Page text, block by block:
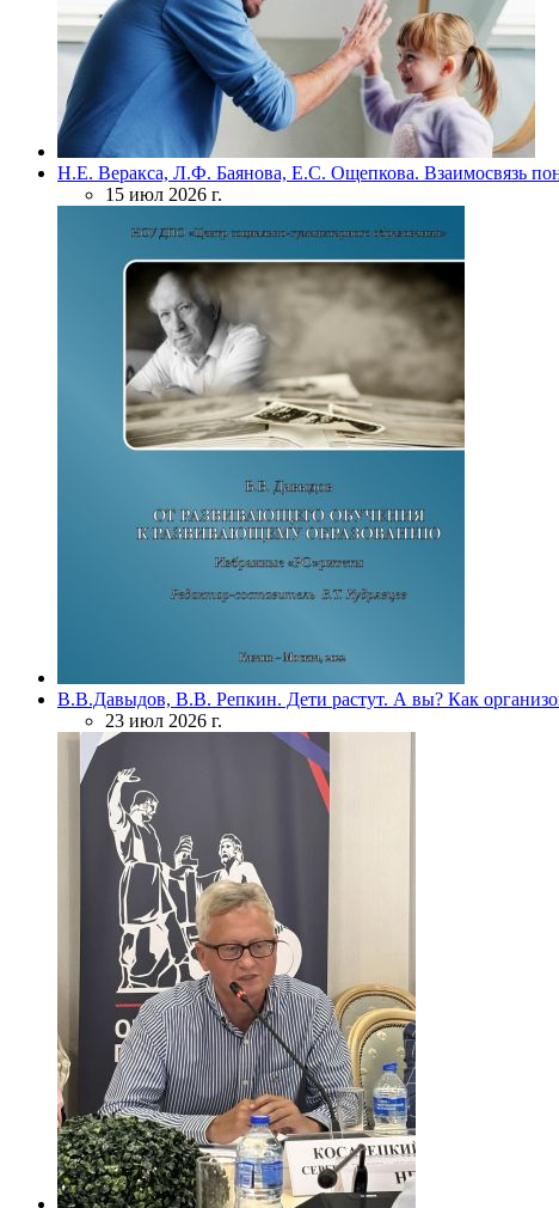
Н.Е. Веракса, Л.Ф. Баянова, Е.С. Ощепкова. Взаимосвязь
15 июл 2026 г.
В.В.Давыдов, В.В. Репкин. Дети растут. А вы? Как
23 июл 2026 г.